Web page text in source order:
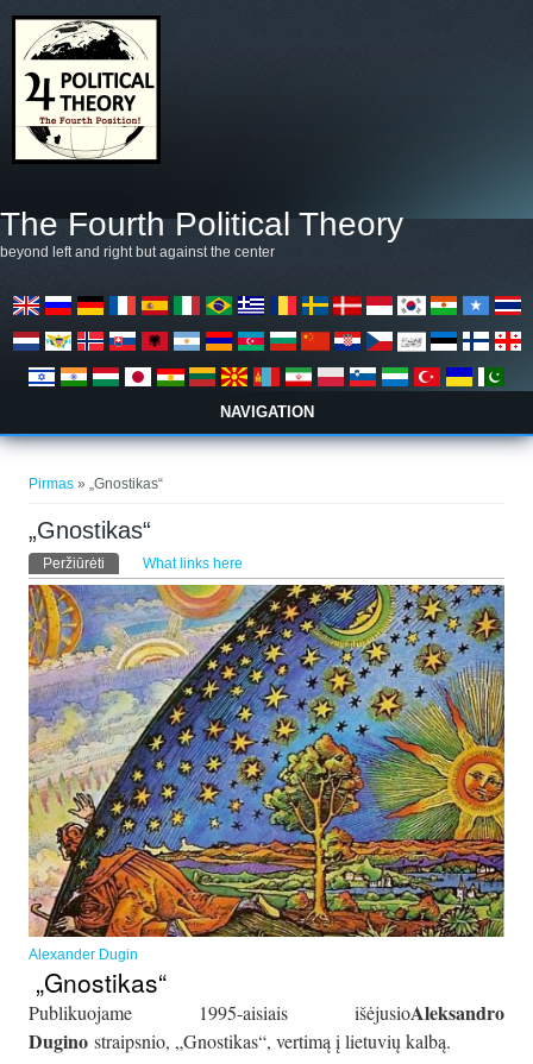
The Fourth Political Theory
beyond left and right but against the center
NAVIGATION
Pirmas » „Gnostikas“
„Gnostikas“
Pirminės kortelės
Peržiūrėti (aktyvi kortelė)
What links here
Alexander Dugin
„Gnostikas“
Publikuojame 1995-aisiais išėjusioAleksandro
Dugino straipsnio, „Gnostikas“, vertimą į lietuvių kalbą.